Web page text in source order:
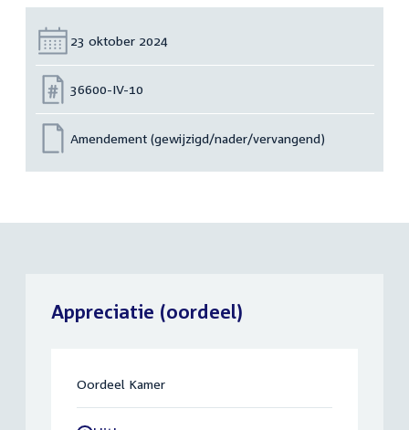
Datum:
23 oktober 2024
Nummer:
36600-IV-10
Amendement (gewijzigd/nader/vervangend)
Appreciatie (oordeel)
Oordeel Kamer